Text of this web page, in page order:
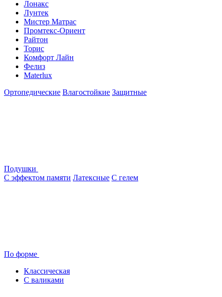
Лонакс
Лунтек
Мистер Матрас
Промтекс-Ориент
Райтон
Торис
Комфорт Лайн
Фелиз
Materlux
Ортопедические Влагостойкие Защитные
Подушки
С эффектом памяти Латексные С гелем
По форме
Классическая
С валиками